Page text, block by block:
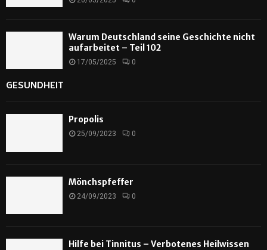
Warum Deutschland seine Geschichte nicht
aufarbeitet – Teil 102
17/05/2025 0
GESUNDHEIT
Propolis
25/09/2023 0
Mönchspfeffer
24/09/2023 0
Hilfe bei Tinnitus – Verbotenes Heilwissen